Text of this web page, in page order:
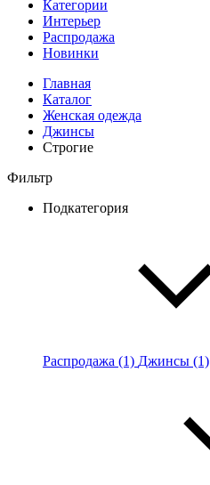
Категории
Интерьер
Распродажа
Новинки
Главная
Каталог
Женская одежда
Джинсы
Строгие
Фильтр
Подкатегория
Распродажа (1) Джинсы (1)